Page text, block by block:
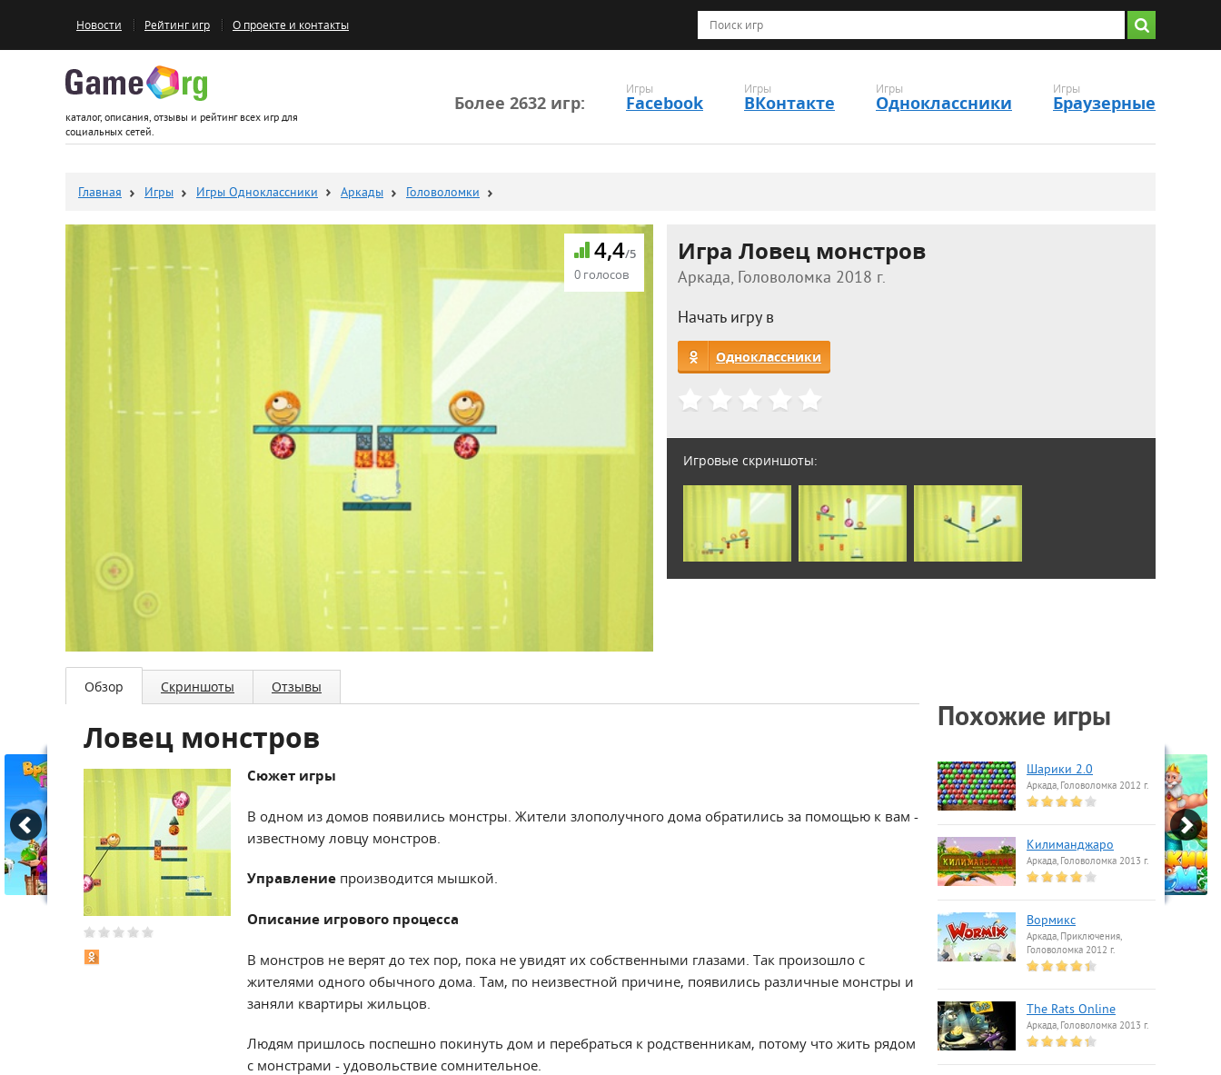
Новости Рейтинг игр О проекте и контакты
Более 2632 игр:
Игры
Facebook
Игры
ВКонтакте
Игры
Одноклассники
Игры
Браузерные
каталог, описания, отзывы и рейтинг всех игр для
социальных сетей.
Главная Игры Игры Одноклассники Аркады Головоломки
4,4/5
0 голосов
Игра Ловец монстров
Аркада, Головоломка 2018 г.
Начать игру в
Одноклассники
Игровые скриншоты:
Обзор Скриншоты Отзывы
Ловец монстров
Сюжет игры
В одном из домов появились монстры. Жители злополучного дома обратились за помощью к вам -
известному ловцу монстров.
Управление производится мышкой.
Описание игрового процесса
В монстров не верят до тех пор, пока не увидят их собственными глазами. Так произошло с
жителями одного обычного дома. Там, по неизвестной причине, появились различные монстры и
заняли квартиры жильцов.
Людям пришлось поспешно покинуть дом и перебраться к родственникам, потому что жить рядом
с монстрами - удовольствие сомнительное.
Похожие игры
Шарики 2.0
Аркада, Головоломка 2012 г.
Килиманджаро
Аркада, Головоломка 2013 г.
Вормикс
Аркада, Приключения,
Головоломка 2012 г.
The Rats Online
Аркада, Головоломка 2013 г.